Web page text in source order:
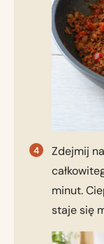
Zdejmij
minut.
staje się